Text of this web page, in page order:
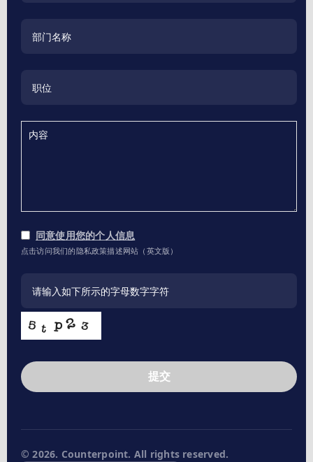
同意使用您的个人信息
点击访问我们的隐私政策描述网站（英文版）
提交
blank
© 2026. Counterpoint. All rights reserved.